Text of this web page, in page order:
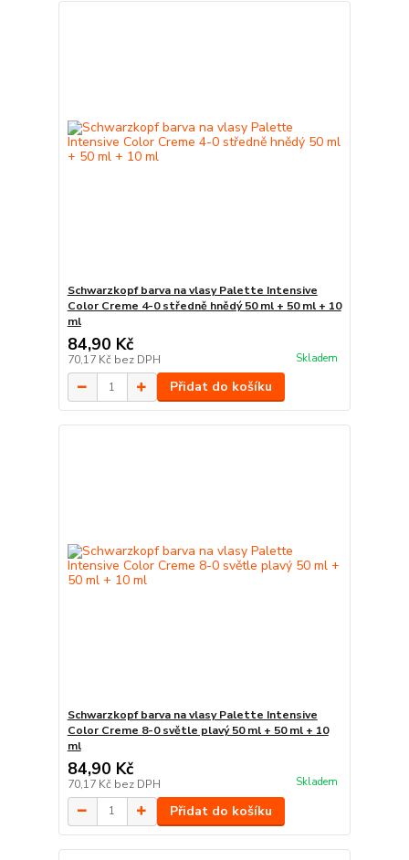
Schwarzkopf barva na vlasy Palette Intensive
Color Creme 4-0 středně hnědý 50 ml + 50 ml + 10
ml
84,90 Kč
70,17 Kč bez DPH Skladem
Přidat do košíku
Schwarzkopf barva na vlasy Palette Intensive
Color Creme 8-0 světle plavý 50 ml + 50 ml + 10
ml
84,90 Kč
70,17 Kč bez DPH Skladem
Přidat do košíku